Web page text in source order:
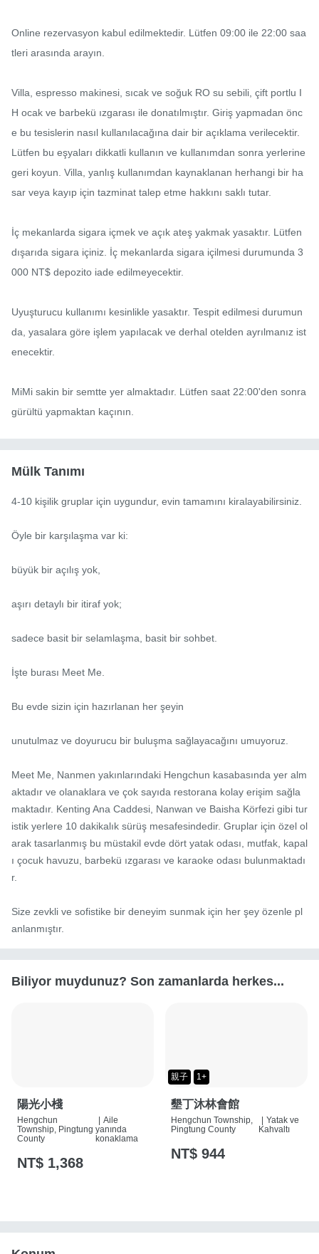
Online rezervasyon kabul edilmektedir. Lütfen 09:00 ile 22:00 saa
tleri arasında arayın.
Villa, espresso makinesi, sıcak ve soğuk RO su sebili, çift portlu I
H ocak ve barbekü ızgarası ile donatılmıştır. Giriş yapmadan önc
e bu tesislerin nasıl kullanılacağına dair bir açıklama verilecektir.
Lütfen bu eşyaları dikkatli kullanın ve kullanımdan sonra yerlerine
geri koyun. Villa, yanlış kullanımdan kaynaklanan herhangi bir ha
sar veya kayıp için tazminat talep etme hakkını saklı tutar.
İç mekanlarda sigara içmek ve açık ateş yakmak yasaktır. Lütfen
dışarıda sigara içiniz. İç mekanlarda sigara içilmesi durumunda 3
000 NT$ depozito iade edilmeyecektir.
Uyuşturucu kullanımı kesinlikle yasaktır. Tespit edilmesi durumun
da, yasalara göre işlem yapılacak ve derhal otelden ayrılmanız ist
enecektir.
MiMi sakin bir semtte yer almaktadır. Lütfen saat 22:00'den sonra
gürültü yapmaktan kaçının.
Mülk Tanımı
4-10 kişilik gruplar için uygundur, evin tamamını kiralayabilirsiniz.
Öyle bir karşılaşma var ki:
büyük bir açılış yok,
aşırı detaylı bir itiraf yok;
sadece basit bir selamlaşma, basit bir sohbet.
İşte burası Meet Me.
Bu evde sizin için hazırlanan her şeyin
unutulmaz ve doyurucu bir buluşma sağlayacağını umuyoruz.
Meet Me, Nanmen yakınlarındaki Hengchun kasabasında yer alm
aktadır ve olanaklara ve çok sayıda restorana kolay erişim sağla
maktadır. Kenting Ana Caddesi, Nanwan ve Baisha Körfezi gibi tur
istik yerlere 10 dakikalık sürüş mesafesindedir. Gruplar için özel ol
arak tasarlanmış bu müstakil evde dört yatak odası, mutfak, kapal
ı çocuk havuzu, barbekü ızgarası ve karaoke odası bulunmaktadı
r.
Size zevkli ve sofistike bir deneyim sunmak için her şey özenle pl
anlanmıştır.
Biliyor muydunuz? Son zamanlarda herkes...
陽光小棧
Hengchun
Township, Pingtung
County
| Aile
yanında
konaklama
NT$ 1,368
親子 1+
墾丁沐林會館
Hengchun Township,
Pingtung County
| Yatak ve
Kahvaltı
NT$ 944